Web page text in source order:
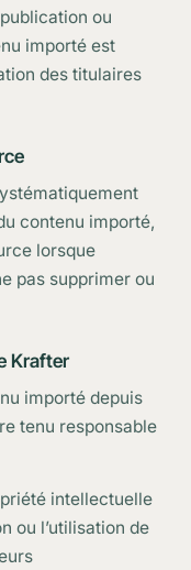
ou
importé est
des titulaires
contenu importé,
lorsque
pas supprimer ou
Krafter
importé depuis
tenu responsable
intellectuelle
ou l’utilisation de